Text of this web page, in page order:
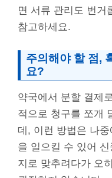
면 서류 관리도 번거
참고하세요.
주의해야 할 점,
요?
약국에서 분할 결제
적으로 청구를 쪼개
데, 이런 방법은 나
을 일으킬 수 있어
지로 맞추려다가 오